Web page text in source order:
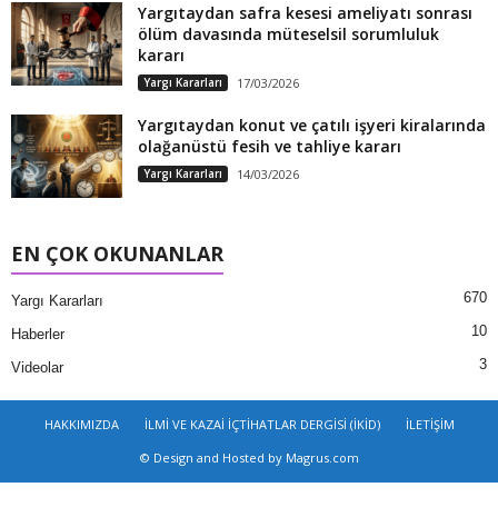
Yargıtaydan safra kesesi ameliyatı sonrası
ölüm davasında müteselsil sorumluluk
kararı
Yargı Kararları 17/03/2026
Yargıtaydan konut ve çatılı işyeri kiralarında
olağanüstü fesih ve tahliye kararı
Yargı Kararları 14/03/2026
EN ÇOK OKUNANLAR
Yargı Kararları 670
Haberler 10
Videolar 3
HAKKIMIZDA İLMİ VE KAZAİ İÇTİHATLAR DERGİSİ (İKİD)
İLETİŞİM
© Design and Hosted by Magrus.com